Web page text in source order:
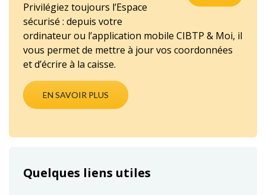
Privilégiez toujours l’Espace
sécurisé : depuis votre
ordinateur ou l’application mobile CIBTP & Moi, il
vous permet de mettre à jour vos coordonnées
et d’écrire à la caisse.
EN SAVOIR PLUS
Quelques liens utiles